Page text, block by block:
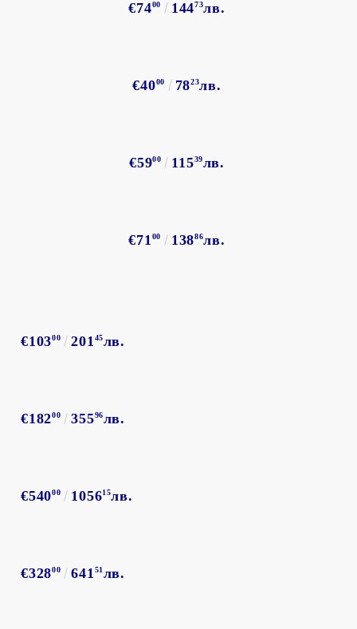
€7400 14473лв.
€4000 7823лв.
€5900 11539лв.
€71 00 13886лв.
€10300 201 45лв.
€18200 35596лв.
€54000 105615лв.
€32800 641 51лв.